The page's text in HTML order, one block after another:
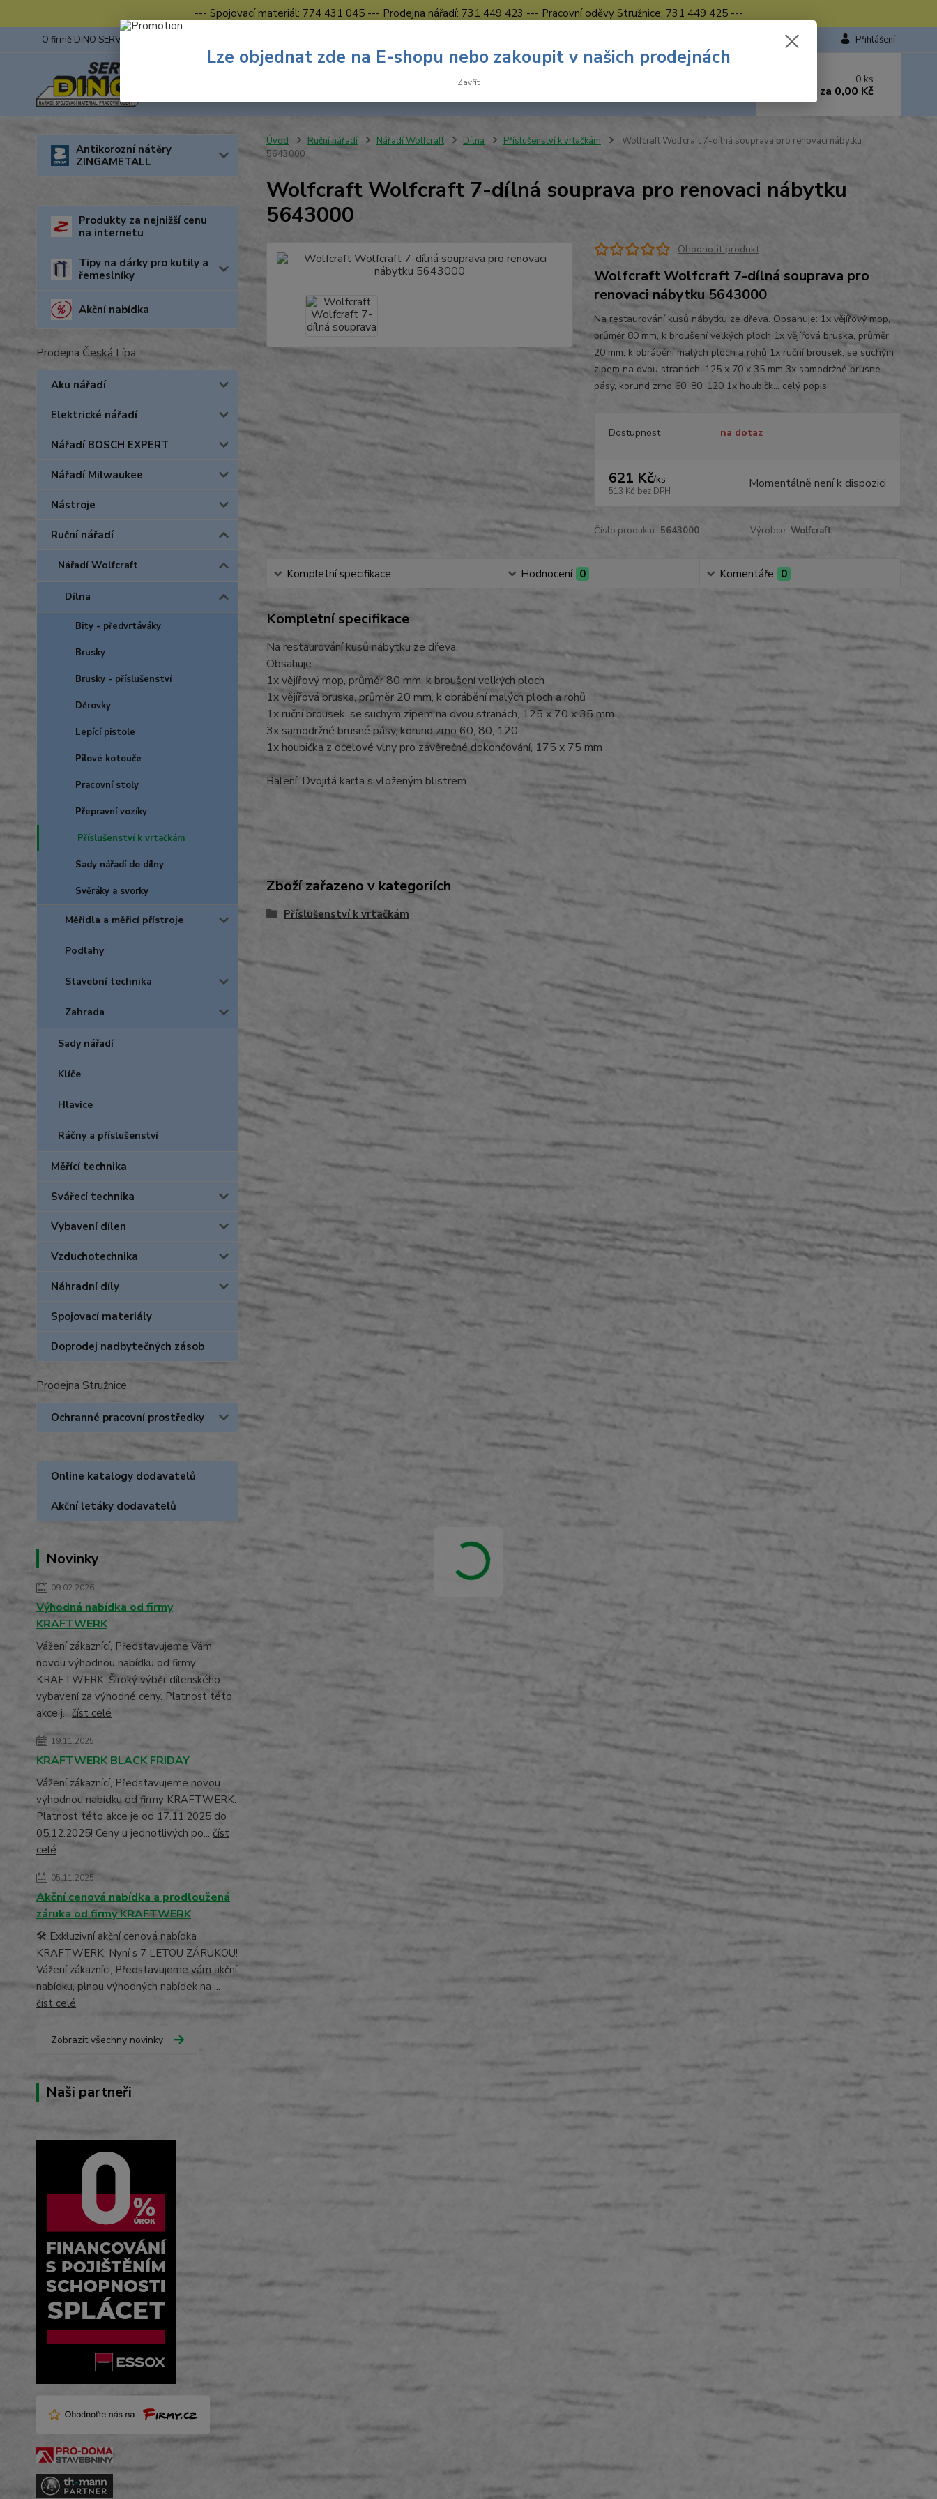
--- Spojovací materiál: 774 431 045 --- Prodejna nářadí: 731 449 423 --- Pracovní oděvy Stružnice: 731 449 425 ---
O firmě DINO SERVIS s.r.o. Přihlášení
Hledat
Nevíte si rady? Zavolejte.
0 ks
za 0,00 Kč
Antikorozní nátěry
ZINGAMETALL
Produkty za nejnižší cenu
na internetu
Tipy na dárky pro kutily a
řemeslníky
Akční nabídka
Prodejna Česká Lípa
Aku nářadí
Elektrické nářadí
Nářadí BOSCH EXPERT
Nářadí Milwaukee
Nástroje
Ruční nářadí
Nářadí Wolfcraft
Dílna
Bity - předvrtáváky
Brusky
Brusky - příslušenství
Děrovky
Lepící pistole
Pilové kotouče
Pracovní stoly
Přepravní vozíky
Příslušenství k vrtačkám
Sady nářadí do dílny
Svěráky a svorky
Měřidla a měřicí přístroje
Podlahy
Stavební technika
Zahrada
Sady nářadí
Klíče
Hlavice
Ráčny a příslušenství
Měřící technika
Svářecí technika
Vybavení dílen
Vzduchotechnika
Náhradní díly
Spojovací materiály
Doprodej nadbytečných zásob
Prodejna Stružnice
Ochranné pracovní prostředky
Online katalogy dodavatelů
Akční letáky dodavatelů
Novinky
09.02.2026
Výhodná nabídka od firmy
KRAFTWERK
Vážení zákaznící, Představujeme Vám
novou výhodnou nabídku od firmy
KRAFTWERK. Široký výběr dílenského
vybavení za výhodné ceny. Platnost této
akce j... číst celé
19.11.2025
KRAFTWERK BLACK FRIDAY
Vážení zákaznící, Představujeme novou
výhodnou nabídku od firmy KRAFTWERK.
Platnost této akce je od 17.11.2025 do
05.12.2025! Ceny u jednotlivých po... číst
celé
05.11.2025
Akční cenová nabídka a prodloužená
záruka od firmy KRAFTWERK
🛠️ Exkluzivní akční cenová nabídka
KRAFTWERK: Nyní s 7 LETOU ZÁRUKOU!
Vážení zákazníci, Představujeme vám akční
nabídku, plnou výhodných nabídek na ...
číst celé
Zobrazit všechny novinky
Naši partneři
Úvod Ruční nářadí Nářadí Wolfcraft Dílna Příslušenství k vrtačkám
Wolfcraft Wolfcraft 7-dílná souprava pro renovaci nábytku
5643000
Wolfcraft Wolfcraft 7-dílná souprava pro renovaci nábytku
5643000
Ohodnotit produkt
Wolfcraft Wolfcraft 7-dílná souprava pro
renovaci nábytku 5643000
Na restaurování kusů nábytku ze dřeva. Obsahuje: 1x vějířový mop,
průměr 80 mm, k broušení velkých ploch 1x vějířová bruska, průměr
20 mm, k obrábění malých ploch a rohů 1x ruční brousek, se suchým
zipem na dvou stranách, 125 x 70 x 35 mm 3x samodržné brusné
pásy, korund zrno 60, 80, 120 1x houbičk... celý popis
Dostupnost na dotaz
621 Kč/ks
513 Kč bez DPH Momentálně není k dispozici
Číslo produktu: 5643000 Výrobce: Wolfcraft
Kompletní specifikace Hodnocení 0 Komentáře 0
Kompletní specifikace
Na restaurování kusů nábytku ze dřeva.
Obsahuje:
1x vějířový mop, průměr 80 mm, k broušení velkých ploch
1x vějířová bruska, průměr 20 mm, k obrábění malých ploch a rohů
1x ruční brousek, se suchým zipem na dvou stranách, 125 x 70 x 35 mm
3x samodržné brusné pásy, korund zrno 60, 80, 120
1x houbička z ocelové vlny pro závěrečné dokončování, 175 x 75 mm
Balení: Dvojitá karta s vloženým blistrem
Zboží zařazeno v kategoriích
Příslušenství k vrtačkám
Lze objednat zde na E-shopu nebo zakoupit v našich prodejnách
Zavřít